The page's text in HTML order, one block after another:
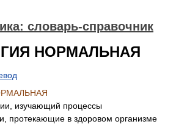
cловарь-справочник
НОРМАЛЬНАЯ
изучающий процессы
протекающие в здоровом организме